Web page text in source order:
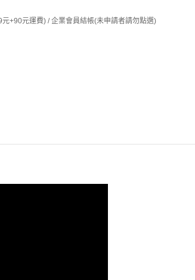
元+90元運費) / 企業會員結帳(未申請者請勿點選)